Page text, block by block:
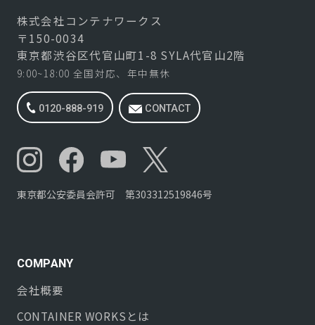
株式会社コンテナワークス
〒150-0034
東京都渋谷区代官山町1-8 SYLA代官山2階
9:00~18:00 全国対応、年中無休
0120-888-919 CONTACT
東京都公安委員会許可 第303312519846号
COMPANY
会社概要
CONTAINER WORKS とは